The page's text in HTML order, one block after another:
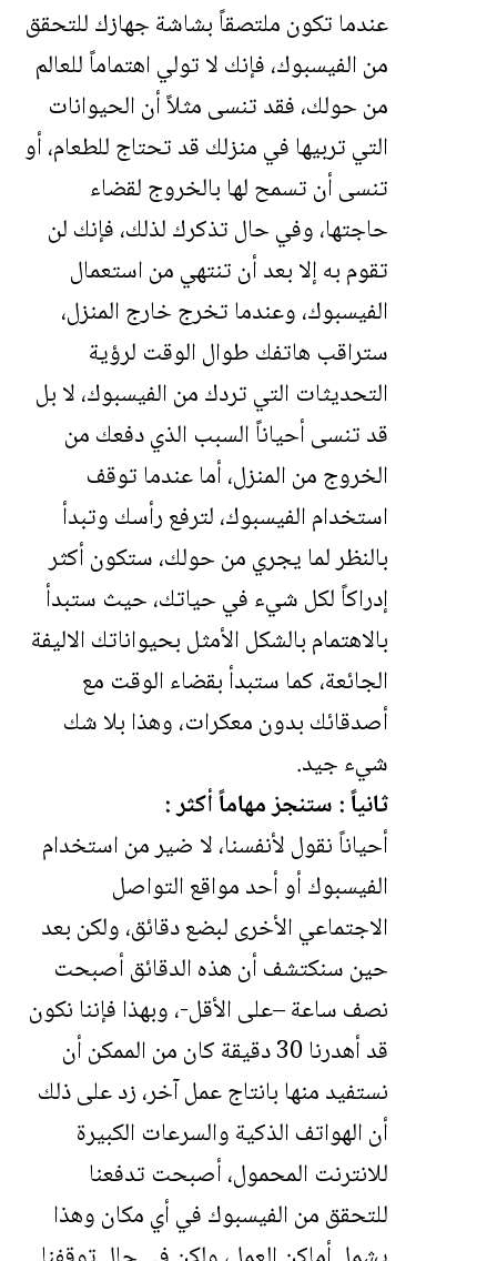
عندما تكون ملتصقاً بشاشة جهازك للتحقق
من الفيسبوك، فإنك لا تولي اهتماماً للعالم
من حولك، فقد تنسى مثلاً أن الحيوانات
التي تربيها في منزلك قد تحتاج للطعام، أو
تنسى أن تسمح لها بالخروج لقضاء
حاجتها، وفي حال تذكرك لذلك، فإنك لن
تقوم به إلا بعد أن تنتهي من استعمال
الفيسبوك، وعندما تخرج خارج المنزل،
ستراقب هاتفك طوال الوقت لرؤية
التحديثات التي تردك من الفيسبوك، لا بل
قد تنسى أحياناً السبب الذي دفعك من
الخروج من المنزل، أما عندما توقف
استخدام الفيسبوك، لترفع رأسك وتبدأ
بالنظر لما يجري من حولك، ستكون أكثر
إدراكاً لكل شيء في حياتك، حيث ستبدأ
بالاهتمام بالشكل الأمثل بحيواناتك الاليفة
الجائعة، كما ستبدأ بقضاء الوقت مع
أصدقائك بدون معكرات، وهذا بلا شك
شيء جيد.
ثانياً : ستنجز مهاماً أكثر :
أحياناً نقول لأنفسنا، لا ضير من استخدام
الفيسبوك أو أحد مواقع التواصل
الاجتماعي الأخرى لبضع دقائق، ولكن بعد
حين سنكتشف أن هذه الدقائق أصبحت
نصف ساعة –على الأقل-، وبهذا فإننا نكون
قد أهدرنا 30 دقيقة كان من الممكن أن
نستفيد منها بانتاج عمل آخر، زد على ذلك
أن الهواتف الذكية والسرعات الكبيرة
للانترنت المحمول، أصبحت تدفعنا
للتحقق من الفيسبوك في أي مكان وهذا